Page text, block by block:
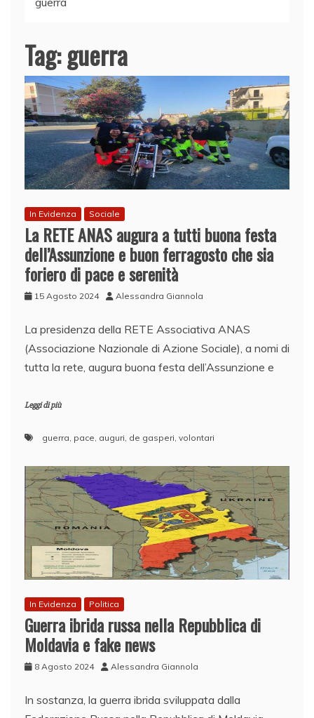
Tag:guerra
In Evidenza Sociale
La RETE ANAS augura a tutti buona festa
dell’Assunzione e buon ferragosto che sia
foriero di pace e serenità
15 Agosto 2024 Alessandra Giannola
La presidenza della RETE Associativa ANAS
(Associazione Nazionale di Azione Sociale), a nomi di
tutta la rete, augura buona festa dell’Assunzione e
Leggi di più
guerra, pace, auguri, de gasperi, volontari
In Evidenza Politica
Guerra ibrida russa nella Repubblica di
Moldavia e fake news
8 Agosto 2024 Alessandra Giannola
In sostanza, la guerra ibrida sviluppata dalla